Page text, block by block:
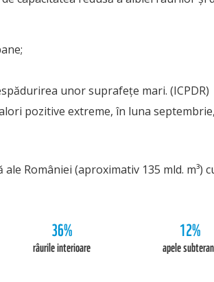
unor suprafețe mari. (ICPDR)
pozitive extreme, în luna septembrie,
ale României (aproximativ 135 mld. m³)
36%
râurile interioare
12%
apele